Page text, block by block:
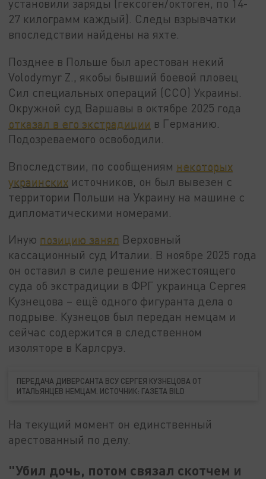
установили заряды (гексоген/октоген, по 14-
27 килограмм каждый). Следы взрывчатки
впоследствии найдены на яхте.
Позднее в Польше был арестован некий
Volodymyr Z., якобы бывший боевой пловец
Сил специальных операций (ССО) Украины.
Окружной суд Варшавы в октябре 2025 года
отказал в его экстрадиции в Германию.
Подозреваемого освободили.
Впоследствии, по сообщениям некоторых
украинских источников, он был вывезен с
территории Польши на Украину на машине с
дипломатическими номерами.
Иную позицию занял Верховный
кассационный суд Италии. В ноябре 2025 года
он оставил в силе решение нижестоящего
суда об экстрадиции в ФРГ украинца Сергея
Кузнецова – ещё одного фигуранта дела о
подрыве. Кузнецов был передан немцам и
сейчас содержится в следственном
изоляторе в Карлсруэ.
ПЕРЕДАЧА ДИВЕРСАНТА ВСУ СЕРГЕЯ КУЗНЕЦОВА ОТ
ИТАЛЬЯНЦЕВ НЕМЦАМ. ИСТОЧНИК: ГАЗЕТА BILD
На текущий момент он единственный
арестованный по делу.
"Убил дочь, потом связал скотчем и